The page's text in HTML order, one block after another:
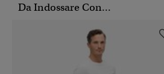
Da Indossare Con...